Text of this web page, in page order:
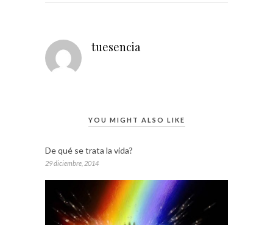
tuesencia
YOU MIGHT ALSO LIKE
De qué se trata la vida?
29 diciembre, 2014